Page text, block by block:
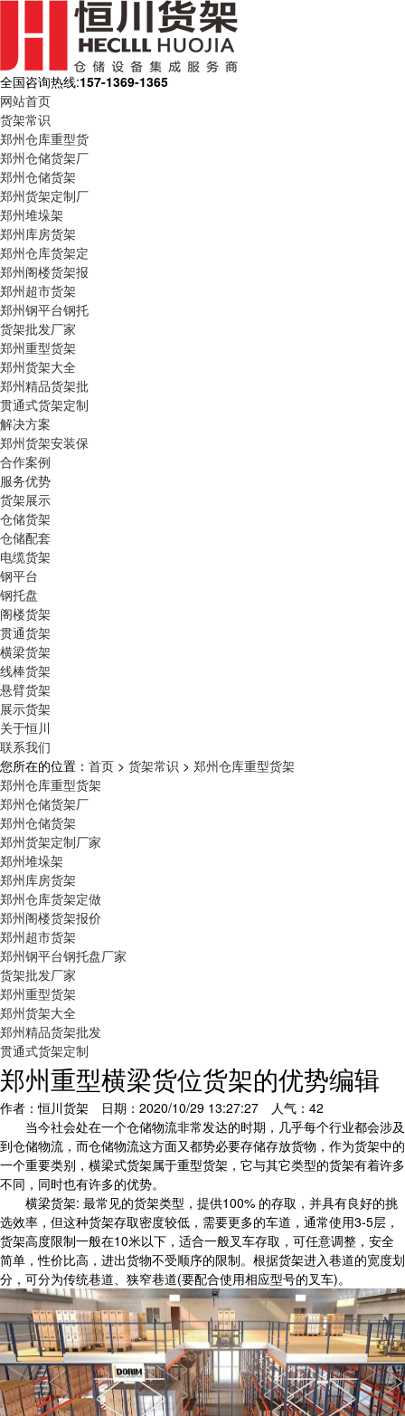
全国咨询热线:157-1369-1365
网站首页
货架常识
郑州仓库重型货
郑州仓储货架厂
郑州仓储货架
郑州货架定制厂
郑州堆垛架
郑州库房货架
郑州仓库货架定
郑州阁楼货架报
郑州超市货架
郑州钢平台钢托
货架批发厂家
郑州重型货架
郑州货架大全
郑州精品货架批
贯通式货架定制
解决方案
郑州货架安装保
合作案例
服务优势
货架展示
仓储货架
仓储配套
电缆货架
钢平台
钢托盘
阁楼货架
贯通货架
横梁货架
线棒货架
悬臂货架
展示货架
关于恒川
联系我们
您所在的位置： 首页 > 货架常识 > 郑州仓库重型货架
郑州仓库重型货架
郑州仓储货架厂
郑州仓储货架
郑州货架定制厂家
郑州堆垛架
郑州库房货架
郑州仓库货架定做
郑州阁楼货架报价
郑州超市货架
郑州钢平台钢托盘厂家
货架批发厂家
郑州重型货架
郑州货架大全
郑州精品货架批发
贯通式货架定制
郑州重型横梁货位货架的优势编辑
作者：恒川货架 日期：2020/10/29 13:27:27 人气： 42
当今社会处在一个仓储物流非常发达的时期，几乎每个行业都会涉及
到仓储物流，而仓储物流这方面又都势必要存储存放货物，作为货架中的
一个重要类别，横梁式货架属于重型货架，它与其它类型的货架有着许多
不同，同时也有许多的优势。
横梁货架: 最常见的货架类型，提供100% 的存取，并具有良好的挑
选效率，但这种货架存取密度较低，需要更多的车道，通常使用3-5层，
货架高度限制一般在10米以下，适合一般叉车存取，可任意调整，安全
简单，性价比高，进出货物不受顺序的限制。根据货架进入巷道的宽度划
分，可分为传统巷道、狭窄巷道(要配合使用相应型号的叉车)。